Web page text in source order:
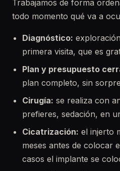
Trabajamos de forma
todo momento qué va a
Diagnóstico:
primera visita, que es
Plan y presupuesto
plan completo, sin
Cirugía: se realiza con
prefieres, sedación, en
Cicatrización: el injerto
meses antes de colocar
casos el implante se